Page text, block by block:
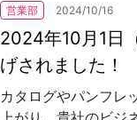
営業部 2024/10/16
2024年10月1日
げされました！
カタログやパンフレ